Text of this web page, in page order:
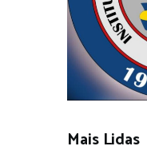
Mais Lidas